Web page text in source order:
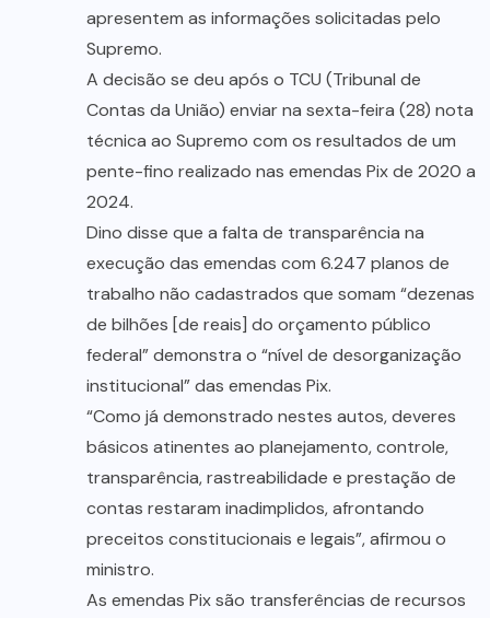
apresentem as informações solicitadas pelo
Supremo.
A decisão se deu após o TCU (Tribunal de
Contas da União) enviar na sexta-feira (28) nota
técnica ao Supremo com os resultados de um
pente-fino realizado nas emendas Pix de 2020 a
2024.
Dino disse que a falta de transparência na
execução das emendas com 6.247 planos de
trabalho não cadastrados que somam “dezenas
de bilhões [de reais] do orçamento público
federal” demonstra o “nível de desorganização
institucional” das emendas Pix.
“Como já demonstrado nestes autos, deveres
básicos atinentes ao planejamento, controle,
transparência, rastreabilidade e prestação de
contas restaram inadimplidos, afrontando
preceitos constitucionais e legais”, afirmou o
ministro.
As emendas Pix são transferências de recursos